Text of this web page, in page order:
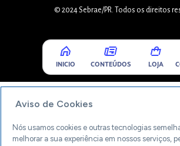
© 2024 Sebrae/PR. Todos os direitos
INICIO CONTEÚDOS LOJA
Aviso de Cookies
Nós usamos cookies e outras tecnologias
melhorar a sua experiência em nossos serviços,